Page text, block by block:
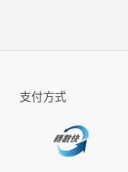
將會隨機推送
尋找印記進
支付方式